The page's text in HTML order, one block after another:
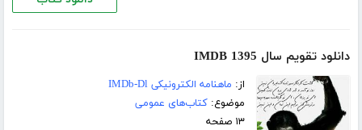
دانلود تقویم سال 1395 IMDB
از: ماهنامه الکترونیکی IMDb-Dl
موضوع:کتاب‌های عمومی
۱۳ صفحه